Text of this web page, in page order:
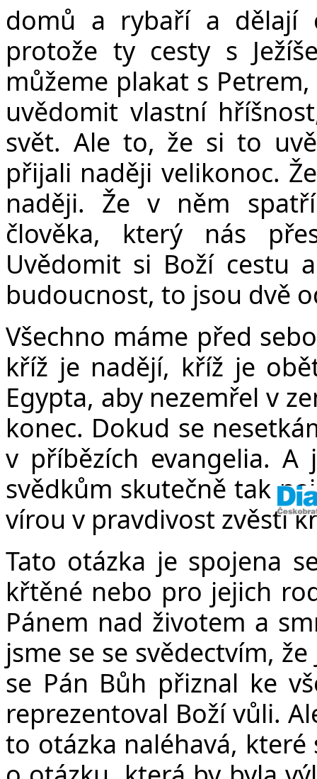
domů a rybaří a dělají
protože ty cesty s
můžeme plakat s
uvědomit vlastní
svět. Ale to, že si to
přijali naději velikonoc.
naději. Že v něm
člověka, který nás
Uvědomit si Boží cestu
budoucnost, to jsou dvě
Všechno máme před
kříž je nadějí, kříž je
Egypta, aby nezemřel v
konec. Dokud se
v příbězích evangelia.
svědkům skutečně tak
vírou v pravdivost zvěsti
Tato otázka je spojena
křtěné nebo pro jejich
Pánem nad životem a
jsme se se svědectvím,
se Pán Bůh přiznal ke
reprezentoval Boží vůli.
to otázka naléhavá,